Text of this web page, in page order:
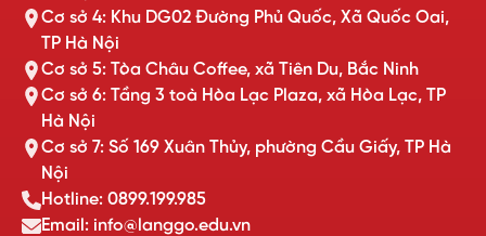
Cơ sở 4: Khu DG02 Đường Phủ Quốc, Xã Quốc Oai,
TP Hà Nội
Cơ sở 5: Tòa Châu Coffee, xã Tiên Du, Bắc Ninh
Cơ sở 6: Tầng 3 toà Hòa Lạc Plaza, xã Hòa Lạc, TP
Hà Nội
Cơ sở 7: Số 169 Xuân Thủy, phường Cầu Giấy, TP Hà
Nội
Hotline: 0899.199.985
Email: info@langgo.edu.vn